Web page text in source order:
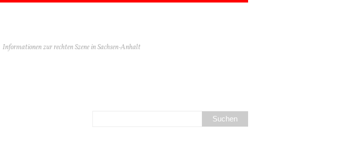
Informationen zur rechten Szene in Sachsen-Anhalt